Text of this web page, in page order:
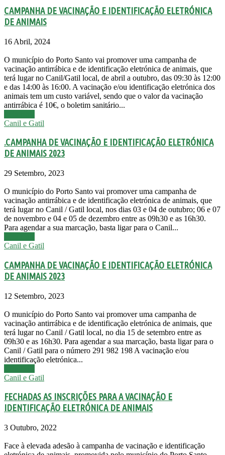
CAMPANHA DE VACINAÇÃO E IDENTIFICAÇÃO ELETRÓNICA
DE ANIMAIS
16 Abril, 2024
O município do Porto Santo vai promover uma campanha de
vacinação antirrábica e de identificação eletrónica de animais, que
terá lugar no Canil/Gatil local, de abril a outubro, das 09:30 às 12:00
e das 14:00 às 16:00. A vacinação e/ou identificação eletrónica dos
animais tem um custo variável, sendo que o valor da vacinação
antirrábica é 10€, o boletim sanitário...
Canil e Gatil
.CAMPANHA DE VACINAÇÃO E IDENTIFICAÇÃO ELETRÓNICA
DE ANIMAIS 2023
29 Setembro, 2023
O município do Porto Santo vai promover uma campanha de
vacinação antirrábica e de identificação eletrónica de animais, que
terá lugar no Canil / Gatil local, nos dias 03 e 04 de outubro; 06 e 07
de novembro e 04 e 05 de dezembro entre as 09h30 e as 16h30.
Para agendar a sua marcação, basta ligar para o Canil...
Canil e Gatil
CAMPANHA DE VACINAÇÃO E IDENTIFICAÇÃO ELETRÓNICA
DE ANIMAIS 2023
12 Setembro, 2023
O município do Porto Santo vai promover uma campanha de
vacinação antirrábica e de identificação eletrónica de animais, que
terá lugar no Canil / Gatil local, no dia 15 de setembro entre as
09h30 e as 16h30. Para agendar a sua marcação, basta ligar para o
Canil / Gatil para o número 291 982 198 A vacinação e/ou
identificação eletrónica...
Canil e Gatil
FECHADAS AS INSCRIÇÕES PARA A VACINAÇÃO E
IDENTIFICAÇÃO ELETRÓNICA DE ANIMAIS
3 Outubro, 2022
Face à elevada adesão à campanha de vacinação e identificação